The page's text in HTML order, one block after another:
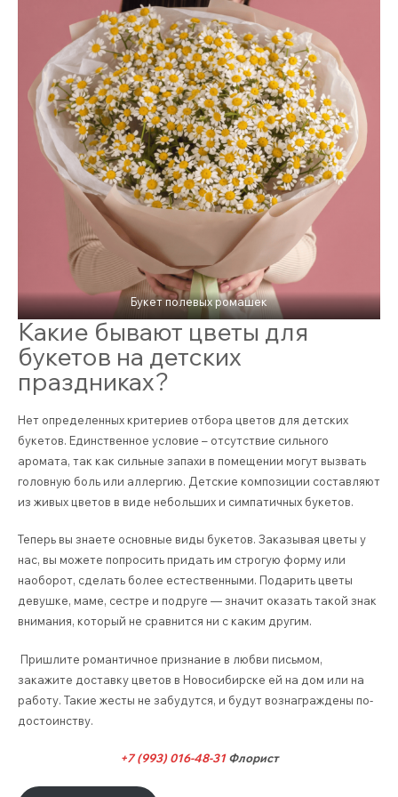
Букет полевых ромашек
Какие бывают цветы для
букетов на детских
праздниках?
Нет определенных критериев отбора цветов для детских
букетов. Единственное условие – отсутствие сильного
аромата, так как сильные запахи в помещении могут вызвать
головную боль или аллергию. Детские композиции составляют
из живых цветов в виде небольших и симпатичных букетов.
Теперь вы знаете основные виды букетов. Заказывая цветы у
нас, вы можете попросить придать им строгую форму или
наоборот, сделать более естественными. Подарить цветы
девушке, маме, сестре и подруге — значит оказать такой знак
внимания, который не сравнится ни с каким другим.
Пришлите романтичное признание в любви письмом,
закажите доставку цветов в Новосибирске ей на дом или на
работу. Такие жесты не забудутся, и будут вознаграждены по-
достоинству.
+7 (993) 016-48-31Флорист